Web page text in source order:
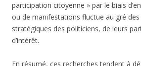
participation citoyenne » par le biais
ou de manifestations fluctue au gré des
stratégiques des politiciens, de leurs
d’intérêt.
En résumé, ces recherches tendent à